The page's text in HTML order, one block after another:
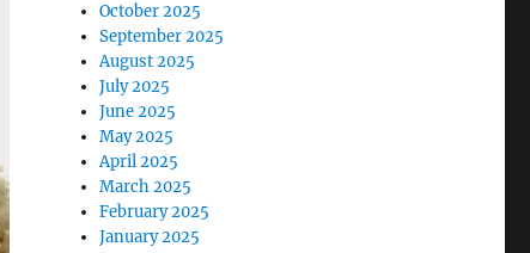
October 2025
September 2025
August 2025
July 2025
June 2025
May 2025
April 2025
March 2025
February 2025
January 2025